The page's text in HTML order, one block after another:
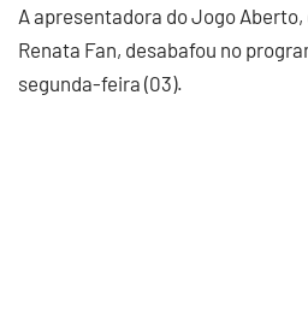
A apresentadora do Jogo
Renata Fan, desabafou no
segunda-feira (03).